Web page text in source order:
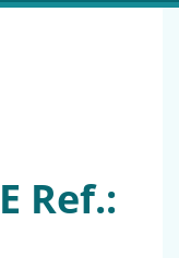
Ref.: